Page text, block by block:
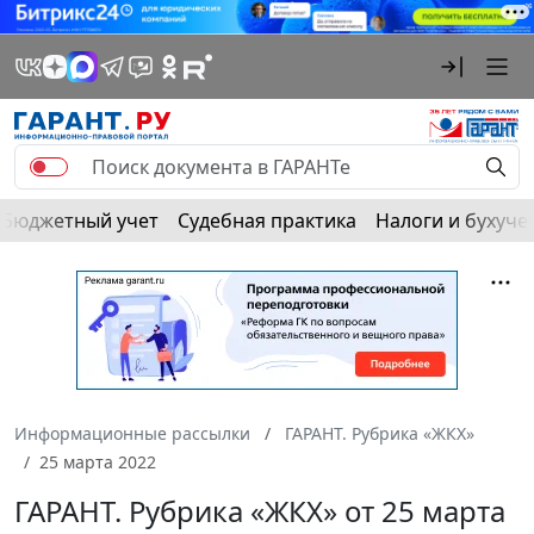
Бюджетный учет Судебная практика Налоги и
Информационные рассылки
ГАРАНТ. Рубрика «ЖКХ»
25 марта 2022
ГАРАНТ. Рубрика «ЖКХ» от 25 марта